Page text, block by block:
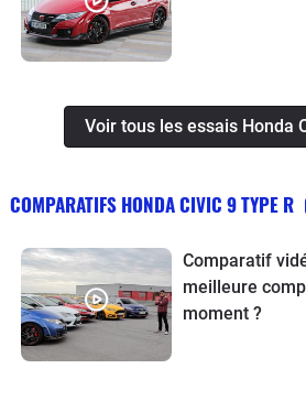
Voir tous les essais Honda
COMPARATIFS HONDA CIVIC 9 TYPE R
Comparatif
meilleure
moment ?